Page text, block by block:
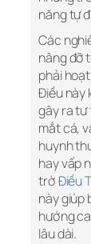
năng tự
Các
nâng đỡ
phải
Điều này
gây ra tư
mắt cá,
huynh
hay vấp
trờĐiều
này giúp
hướng
lâu dài.